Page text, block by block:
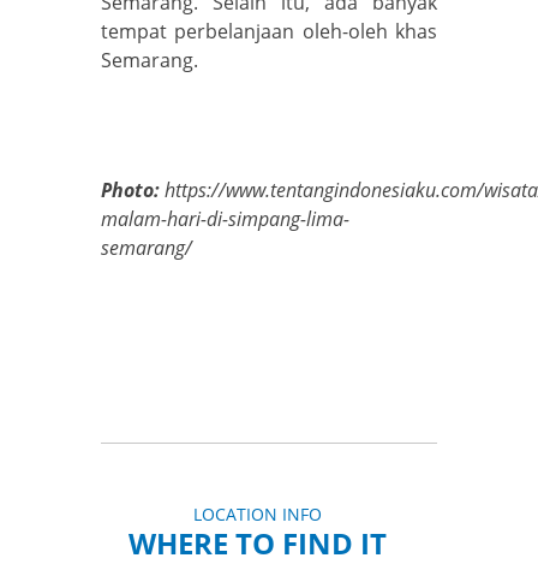
tempat perbelanjaan oleh-oleh khas
Semarang.
Photo:https://www.tentangindonesiaku.com/
malam-hari-di-simpang-lima-
semarang/
LOCATION INFO
WHERE TO FIND IT